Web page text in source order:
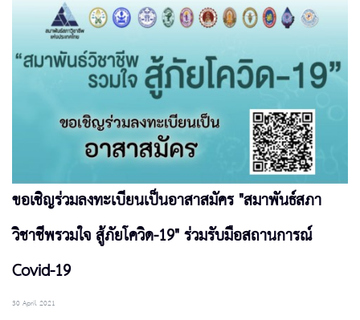
ขอเชิญร่วมลงทะเบียนเป็นอาสาสมัคร "สมาพันธ์สภา
วิชาชีพรวมใจ สู้ภัยโควิด-19" ร่วมรับมือสถานการณ์
Covid-19
30 April 2021